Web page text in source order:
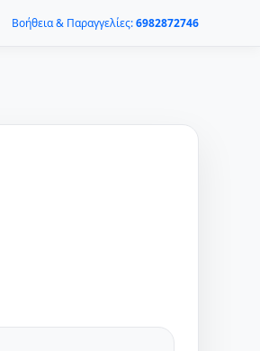
Βοήθεια & Παραγγελίες:6982872746